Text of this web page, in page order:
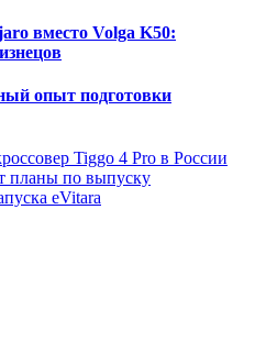
вместо Volga K50:
опыт подготовки
Tiggo 4 Pro в России
планы по выпуску
eVitara